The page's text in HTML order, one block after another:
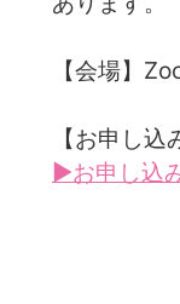
【会場】
【お申し込
▶お申し込